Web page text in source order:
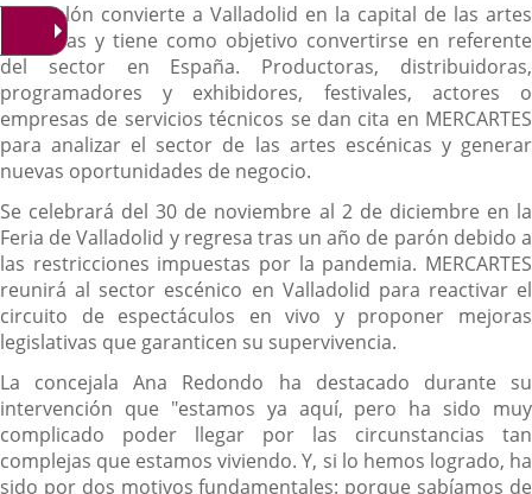
Este salón convierte a Valladolid en la capital de las artes
escénicas y tiene como objetivo convertirse en referente
del sector en España. Productoras, distribuidoras,
programadores y exhibidores, festivales, actores o
empresas de servicios técnicos se dan cita en MERCARTES
para analizar el sector de las artes escénicas y generar
nuevas oportunidades de negocio.
Se celebrará del 30 de noviembre al 2 de diciembre en la
Feria de Valladolid y regresa tras un año de parón debido a
las restricciones impuestas por la pandemia. MERCARTES
reunirá al sector escénico en Valladolid para reactivar el
circuito de espectáculos en vivo y proponer mejoras
legislativas que garanticen su supervivencia.
La concejala Ana Redondo ha destacado durante su
intervención que "estamos ya aquí, pero ha sido muy
complicado poder llegar por las circunstancias tan
complejas que estamos viviendo. Y, si lo hemos logrado, ha
sido por dos motivos fundamentales: porque sabíamos de